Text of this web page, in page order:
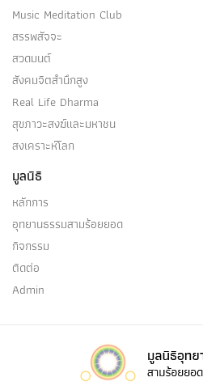
Music Meditation Club
สรรพสัจจะ
สวดมนต์
สังคมจิตสำนึกสูง
Real Life Dharma
สุขภาวะสงฆ์และมหาชน
สงเคราะห์โลก
มูลนิธิ
หลักการ
อุทยานธรรมสามร้อยยอด
กิจกรรม
ติดต่อ
Admin